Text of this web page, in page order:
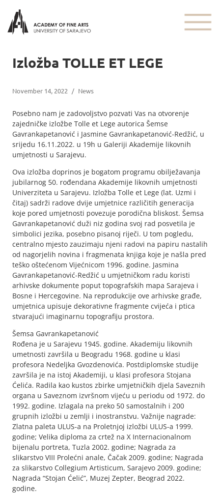
Izložba TOLLE ET LEGE
November 14, 2022 / News
Posebno nam je zadovoljstvo pozvati Vas na otvorenje
zajedničke izložbe Tolle et Lege autorica Šemse
Gavrankapetanović i Jasmine Gavrankapetanović-Redžić, u
srijedu 16.11.2022. u 19h u Galeriji Akademije likovnih
umjetnosti u Sarajevu.
Ova izložba doprinos je bogatom programu obilježavanja
jubilarnog 50. rođendana Akademije likovnih umjetnosti
Univerziteta u Sarajevu. Izložba Tolle et Lege (lat. Uzmi i
čitaj) sadrži radove dvije umjetnice različitih generacija
koje pored umjetnosti povezuje porodična bliskost. Šemsa
Gavrankapetanović duži niz godina svoj rad posvetila je
simbolici jezika, posebno pisanoj riječi. U tom pogledu,
centralno mjesto zauzimaju njeni radovi na papiru nastalih
od nagorjelih novina i fragmenata knjiga koje je našla pred
teško oštećenom Vijećnicom 1996. godine. Jasmina
Gavrankapetanović-Redžić u umjetničkom radu koristi
arhivske dokumente poput topografskih mapa Sarajeva i
Bosne i Hercegovine. Na reprodukcije ove arhivske građe,
umjetnica upisuje dekorativne fragmente cvijeća i ptica
stvarajući imaginarnu topografiju prostora.
Šemsa Gavrankapetanović
Rođena je u Sarajevu 1945. godine. Akademiju likovnih
umetnosti završila u Beogradu 1968. godine u klasi
profesora Nedeljka Gvozdenovića. Postdiplomske studije
završila je na istoj Akademiji, u klasi profesora Stojana
Ćelića. Radila kao kustos zbirke umjetničkih djela Saveznih
organa u Saveznom izvršnom vijeću u periodu od 1972. do
1992. godine. Izlagala na preko 50 samostalnih i 200
grupnih izložbi u zemlji i inostranstvu. Važnije nagrade:
Zlatna paleta ULUS-a na Proletnjoj izložbi ULUS-a 1999.
godine; Velika diploma za crtež na X Internacionalnom
bijenalu portreta, Tuzla 2002. godine; Nagrada za
slikarstvo VIII Prolećni anale, Čačak 2009. godine; Nagrada
za slikarstvo Collegium Artisticum, Sarajevo 2009. godine;
Nagrada “Stojan Ćelić”, Muzej Zepter, Beograd 2022.
godine.